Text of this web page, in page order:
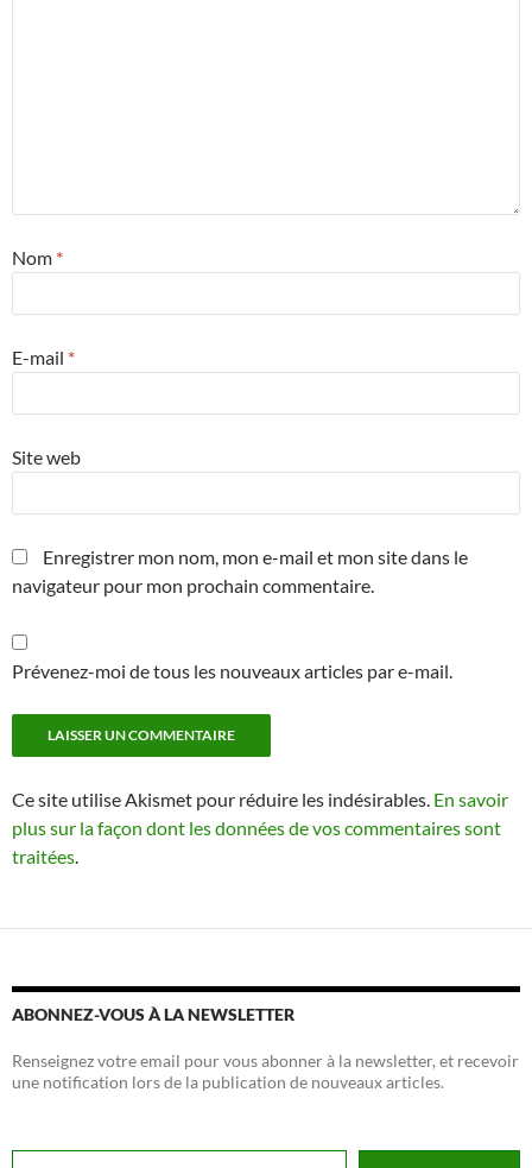
Nom *
E-mail *
Site web
Enregistrer mon nom, mon e-mail et mon site dans le
navigateur pour mon prochain commentaire.
Prévenez-moi de tous les nouveaux articles par e-mail.
Ce site utilise Akismet pour réduire les indésirables. En savoir
plus sur la façon dont les données de vos commentaires sont
traitées.
ABONNEZ-VOUS À LA NEWSLETTER
Renseignez votre email pour vous abonner à la newsletter, et recevoir
une notification lors de la publication de nouveaux articles.
Adresse email...